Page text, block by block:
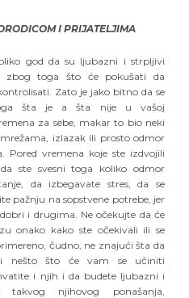
I PRIJATELJIMA
god da su ljubazni i strpljivi
zbog toga što će pokušati da
Zato je jako bitno da se
šta je a šta nije u vašoj
za sebe, makar to bio neki
izlazak ili prosto odmor
Pored vremena koje ste izdvojili
ste svesni toga koliko odmor
da izbegavate stres, da se
pažnju na sopstvene potrebe, jer
i drugima. Ne očekujte da će
onako kako ste očekivali ili se
čudno, ne znajući šta da
nešto što će vam se učiniti
i njih i da budete ljubazni i
njihovog ponašanja,